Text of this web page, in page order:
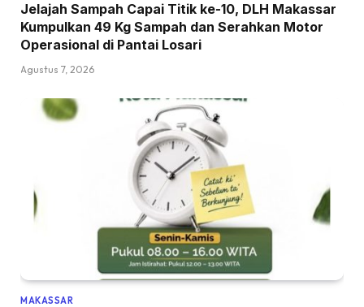
Jelajah Sampah Capai Titik ke-10, DLH Makassar
Kumpulkan 49 Kg Sampah dan Serahkan Motor
Operasional di Pantai Losari
Agustus 7, 2026
MAKASSAR